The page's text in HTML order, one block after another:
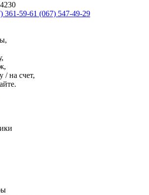
361-59-61 (067) 547-49-29
/ на счет,